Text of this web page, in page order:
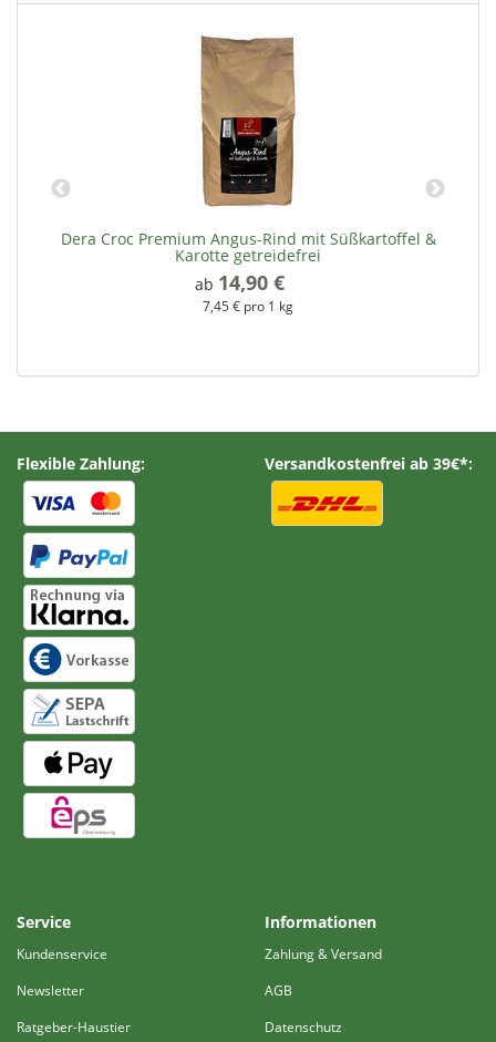
Dera Croc Premium Angus-Rind mit Süßkartoffel &
Karotte getreidefrei
ab 14,90 €
7,45 € pro 1 kg
Flexible Zahlung: Versandkostenfrei ab 39€*:
Service
Kundenservice
Newsletter
Ratgeber-Haustier
Informationen
Zahlung & Versand
AGB
Datenschutz